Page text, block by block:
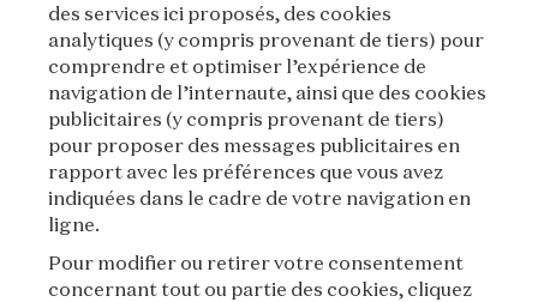
[Les Odyssées de l'été] E03⏐La première perle
[Sélection de l'été] Les
Grandes Odyssées
|
L'École des Arts Joailliers, avec le
soutien de Van Cleef & Arpels
Suivant
des services ici proposés, des cookies
analytiques (y compris provenant de tiers) pour
comprendre et optimiser l’expérience de
navigation de l’internaute, ainsi que des cookies
publicitaires (y compris provenant de tiers)
pour proposer des messages publicitaires en
rapport avec les préférences que vous avez
indiquées dans le cadre de votre navigation en
ligne.
Pour modifier ou retirer votre consentement
concernant tout ou partie des cookies, cliquez